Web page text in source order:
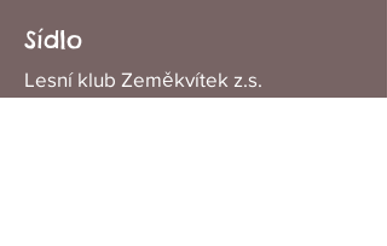
Sídlo
Lesní klub Zeměkvítek z.s.